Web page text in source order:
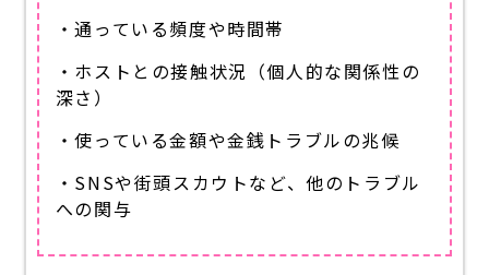
・通っている頻度や時間帯
・ホストとの接触状況（個人的な関係性の
深さ）
・使っている金額や金銭トラブルの兆候
・SNSや街頭スカウトなど、他のトラブル
への関与